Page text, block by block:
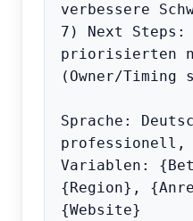
verbessere
7) Next Steps:
priorisierten
(Owner/Timing
Sprache:
professionell,
Variablen:
{Region},
{Website}